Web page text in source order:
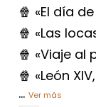
🍿 «El día
🍿 «Las
🍿 «Viaje al
🍿 «León
... Ver más